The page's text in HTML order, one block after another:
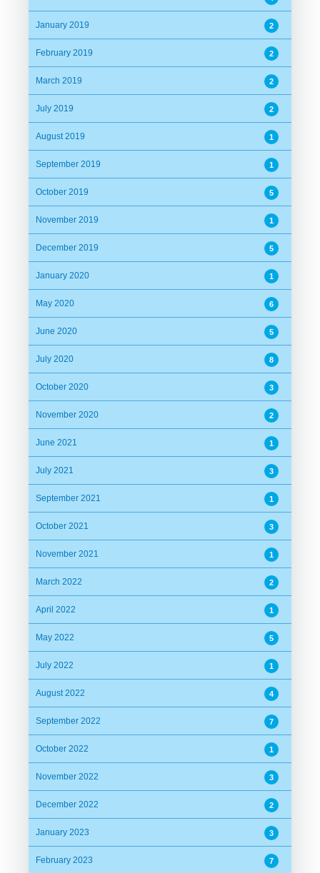
January 2019 2
February 2019 2
March 2019 2
July 2019 2
August 2019 1
September 2019 1
October 2019 5
November 2019 1
December 2019 5
January 2020 1
May 2020 6
June 2020 5
July 2020 8
October 2020 3
November 2020 2
June 2021 1
July 2021 3
September 2021 1
October 2021 3
November 2021 1
March 2022 2
April 2022 1
May 2022 5
July 2022 1
August 2022 4
September 2022 7
October 2022 1
November 2022 3
December 2022 2
January 2023 3
February 2023 7